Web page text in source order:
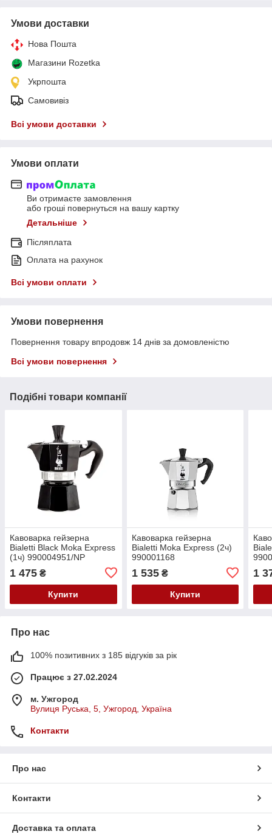
Умови доставки
Нова Пошта
Магазини Rozetka
Укрпошта
Самовивіз
Всі умови доставки
Умови оплати
Ви отримаєте замовлення
або гроші повернуться на вашу картку
Детальніше
Післяплата
Оплата на рахунок
Всі умови оплати
Умови повернення
Повернення товару впродовж 14 днів за домовленістю
Всі умови повернення
Подібні товари компанії
Кавоварка гейзерна
Bialetti Black Moka Express
(1ч) 990004951/NP
1 475 ₴
Купити
Кавоварка гейзерна
Bialetti Moka Express (2ч)
990001168
1 535₴
Купити
1
Про нас
100% позитивних з 185 відгуків за рік
Працює з 27.02.2024
м. Ужгород
Вулиця Руська, 5, Ужгород, Україна
Контакти
Про нас
Контакти
Доставка та оплата